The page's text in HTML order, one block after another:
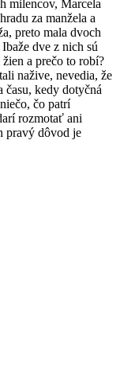
milencov, Marcela
za manžela a
preto mala dvoch
dve z nich sú
a prečo to robí?
nažive, nevedia, že
kedy dotyčná
čo patrí
rozmotať ani
pravý dôvod je